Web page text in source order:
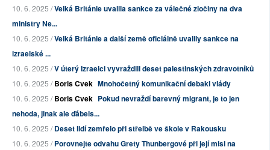
10. 6. 2025 /Velká Británie uvalila sankce za válečné zločiny na dva
ministry Ne...
10. 6. 2025 /Velká Británie a další země oficiálně uvalily sankce na
izraelské ...
10. 6. 2025 /V úterý Izraelci vyvraždili deset palestinských zdravotníků
10. 6. 2025 /Boris Cvek Mnohočetný komunikační debakl vlády
10. 6. 2025 /Boris Cvek Pokud nevraždí barevný migrant, je to jen
nehoda, jinak ale ďábels...
10. 6. 2025 /Deset lidí zemřelo při střelbě ve škole v Rakousku
10. 6. 2025 /Porovnejte odvahu Grety Thunbergové při její misi na